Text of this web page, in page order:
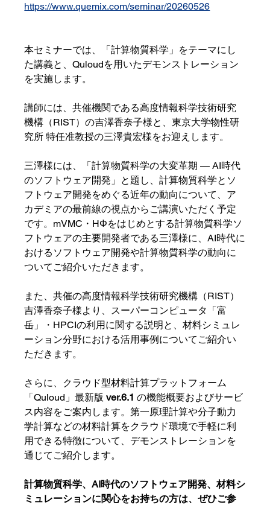
https://www.quemix.com/seminar/20260526
本セミナーでは、「計算物質科学」をテーマにし
た講義と、Quloudを用いたデモンストレーション
を実施します。
講師には、共催機関である高度情報科学技術研究
機構（RIST）の吉澤香奈子様と、東京大学物性研
究所 特任准教授の三澤貴宏様をお迎えします。
三澤様には、「計算物質科学の大変革期 — AI時代
のソフトウェア開発」と題し、計算物質科学とソ
フトウェア開発をめぐる近年の動向について、ア
カデミアの最前線の視点からご講演いただく予定
です。mVMC・HΦをはじめとする計算物質科学ソ
フトウェアの主要開発者である三澤様に、AI時代に
おけるソフトウェア開発や計算物質科学の動向に
ついてご紹介いただきます。
また、共催の高度情報科学技術研究機構（RIST）
吉澤香奈子様より、スーパーコンピュータ「富
岳」・HPCIの利用に関する説明と、材料シミュレ
ーション分野における活用事例についてご紹介い
ただきます。
さらに、クラウド型材料計算プラットフォーム
「Quloud」最新版 ver.6.1 の機能概要およびサービ
ス内容をご案内します。第一原理計算や分子動力
学計算などの材料計算をクラウド環境で手軽に利
用できる特徴について、デモンストレーションを
通じてご紹介します。
計算物質科学、AI時代のソフトウェア開発、材料シ
ミュレーションに関心をお持ちの方は、ぜひご参